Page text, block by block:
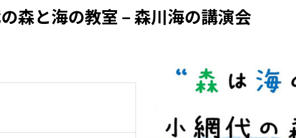
森と海の教室 – 森川海の講演会